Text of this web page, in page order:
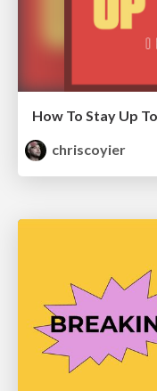
How To Stay Up
chriscoyier